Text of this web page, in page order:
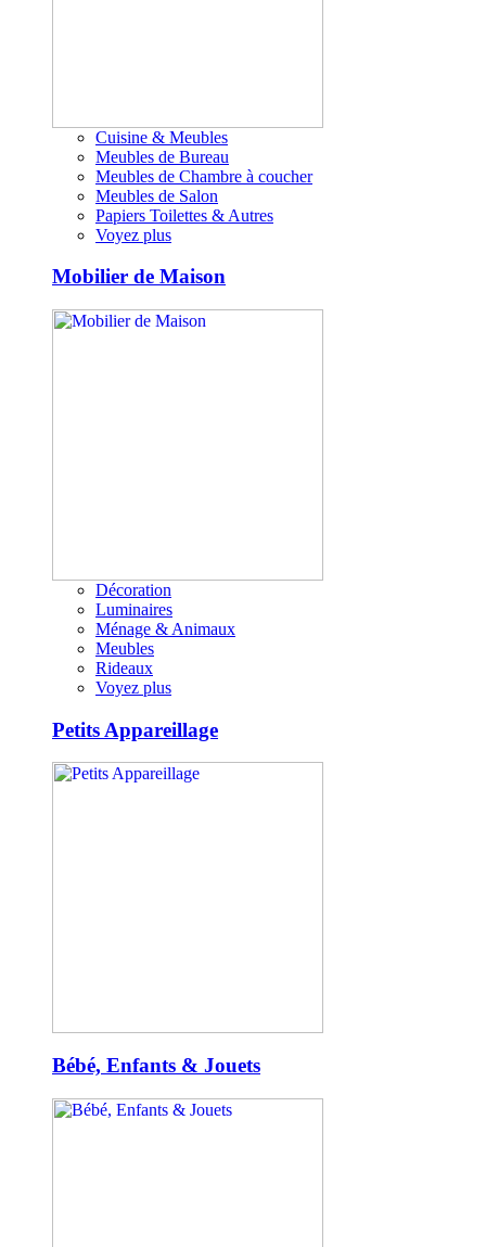
Cuisine & Meubles
Meubles de Bureau
Meubles de Chambre à coucher
Meubles de Salon
Papiers Toilettes & Autres
Voyez plus
Mobilier de Maison
Décoration
Luminaires
Ménage & Animaux
Meubles
Rideaux
Voyez plus
Petits Appareillage
Bébé, Enfants & Jouets